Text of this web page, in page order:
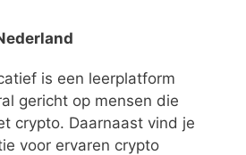
is een leerplatform
gericht op mensen die
crypto. Daarnaast vind je
voor ervaren crypto